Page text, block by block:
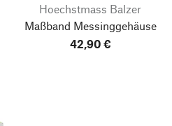
Hoechstmass Balzer
Maßband Messinggehäuse
42,90 €